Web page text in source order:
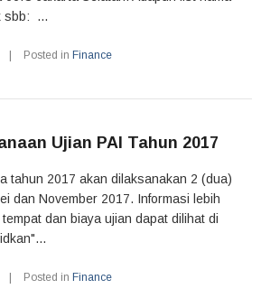
sbb: ...
Posted in Finance
Ujian PAI Tahun 2017
tahun 2017 akan dilaksanakan 2 (dua)
dan November 2017. Informasi lebih
dan biaya ujian dapat dilihat di
Posted in Finance